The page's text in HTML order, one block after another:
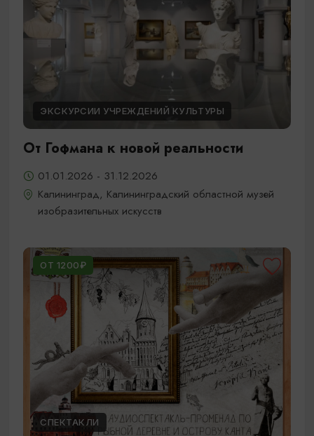
ЭКСКУРСИИ УЧРЕЖДЕНИЙ КУЛЬТУРЫ
От Гофмана к новой реальности
01.01.2026 - 31.12.2026
Калининград, Калининградский областной музей
изобразительных искусств
ОТ 1200₽
СПЕКТАКЛИ